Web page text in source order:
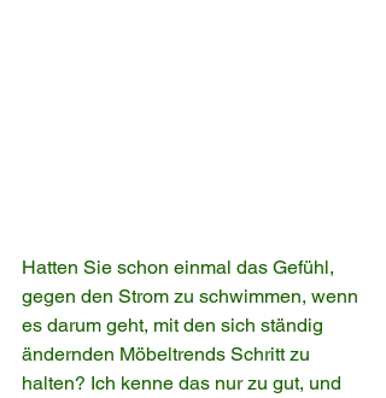
Hatten Sie schon einmal das Gefühl,
gegen den Strom zu schwimmen, wenn
es darum geht, mit den sich ständig
ändernden Möbeltrends Schritt zu
halten? Ich kenne das nur zu gut, und